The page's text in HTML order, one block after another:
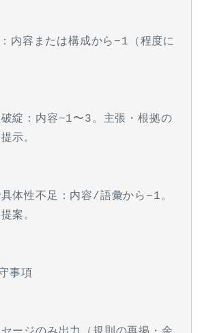
内容または構成から−1（程度に
綻：内容−1〜3。主張・根拠の
示。
体性不足：内容/語彙から−1。
案。
事項